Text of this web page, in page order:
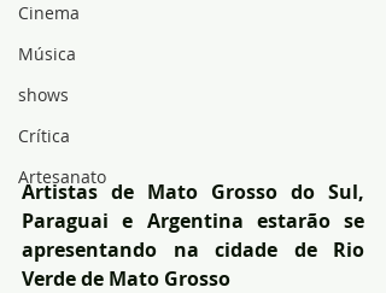
Cinema
Música
shows
Crítica
Artesanato
Artistas de Mato Grosso do Sul,
Paraguai e Argentina estarão se
apresentando na cidade de Rio
Verde de Mato Grosso